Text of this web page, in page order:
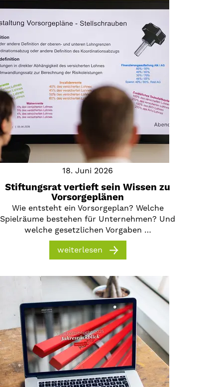
18. Juni 2026
Stiftungsrat vertieft sein Wissen zu
Vorsorgeplänen
Wie entsteht ein Vorsorgeplan? Welche
Spielräume bestehen für Unternehmen? Und
welche gesetzlichen Vorgaben …
weiterlesen